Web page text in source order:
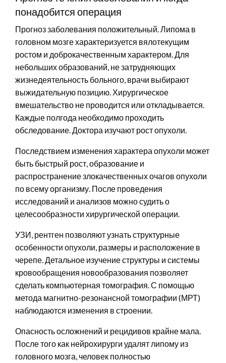
понадобится операция
Прогноз заболевания положительный. Липома в
головном мозге характеризуется вялотекущим
ростом и доброкачественным характером. Для
небольших образований, не затрудняющих
жизнедеятельность больного, врачи выбирают
выжидательную позицию. Хирургическое
вмешательство не проводится или откладывается.
Каждые полгода необходимо проходить
обследование. Доктора изучают рост опухоли.
Последствием изменения характера опухоли может
быть быстрый рост, образование и
распространение злокачественных очагов опухоли
по всему организму. После проведения
исследований и анализов можно судить о
целесообразности хирургической операции.
УЗИ, рентген позволяют узнать структурные
особенности опухоли, размеры и расположение в
черепе. Детальное изучение структуры и системы
кровообращения новообразования позволяет
сделать компьютерная томография. С помощью
метода магнитно-резонансной томографии (МРТ)
наблюдаются изменения в строении.
Опасность осложнений и рецидивов крайне мала.
После того как нейрохирурги удалят липому из
головного мозга, человек полностью